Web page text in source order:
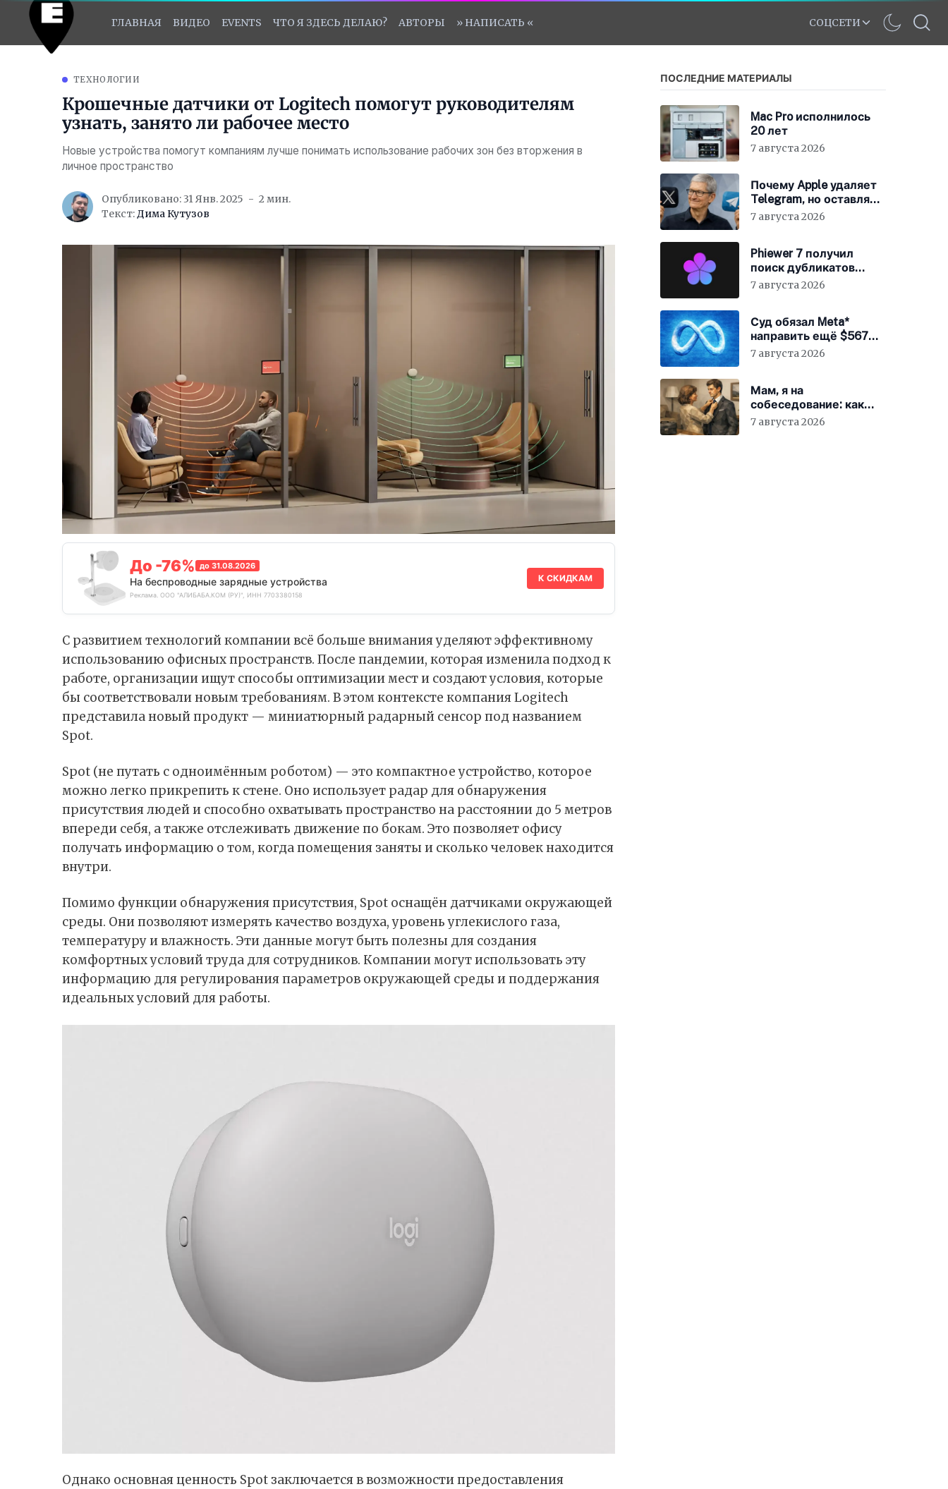
ГЛАВНАЯ ВИДЕО EVENTS ЧТО Я ЗДЕСЬ ДЕЛАЮ? АВТОРЫ » НАПИСАТЬ « СОЦСЕТИ
ТЕХНОЛОГИИ
Крошечные датчики от Logitech помогут руководителям
узнать, занято ли рабочее место
Новые устройства помогут компаниям лучше понимать использование рабочих зон без вторжения в
личное пространство
Опубликовано: 31 Янв. 2025
2 мин.
Текст:Дима Кутузов
До -76% до 31.08.2026
На беспроводные зарядные устройства
Реклама. ООО "АЛИБАБА.КОМ (РУ)", ИНН 7703380158
К СКИДКАМ
С развитием технологий компании всё больше внимания уделяют эффективному
использованию офисных пространств. После пандемии, которая изменила подход к
работе, организации ищут способы оптимизации мест и создают условия, которые
бы соответствовали новым требованиям. В этом контексте компания Logitech
представила новый продукт — миниатюрный радарный сенсор под названием
Spot.
Spot (не путать с одноимённым роботом) — это компактноеустройство, которое
можно легко прикрепить к стене. Оно использует радар для обнаружения
присутствия людей и способно охватывать пространство на расстоянии до 5 метров
впереди себя, а также отслеживать движение по бокам. Это позволяет офису
получать информацию о том, когда помещения заняты и сколько человек находится
внутри.
Помимо функции обнаружения присутствия, Spot оснащён датчиками окружающей
среды. Они позволяют измерять качество воздуха, уровень углекислого газа,
температуру и влажность. Эти данные могут быть полезны для создания
комфортных условий труда для сотрудников. Компании могут использовать эту
информацию для регулирования параметров окружающей среды и поддержания
идеальных условий для работы.
Однако основная ценность Spot заключается в возможности предоставления
ПОСЛЕДНИЕ МАТЕРИАЛЫ
Mac Pro исполнилось
20 лет
7 августа 2026
Почему Apple удаляет
Telegram, но оставляет
X
7 августа 2026
Phiewer 7 получил
поиск дубликатов
фотографий
7 августа 2026
Суд обязал Meta*
направить ещё $567
млн на устранение
7 августа 2026
Мам, я на
собеседование: как
гиперопека родителей
7 августа 2026